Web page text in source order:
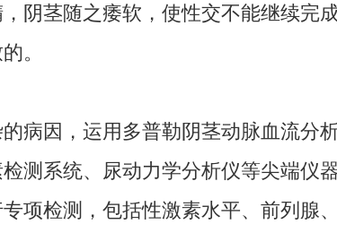
阴茎随之痿软，使性交不能继续完
。
因，运用多普勒阴茎动脉血流分
测系统、尿动力学分析仪等尖端仪
项检测，包括性激素水平、前列腺